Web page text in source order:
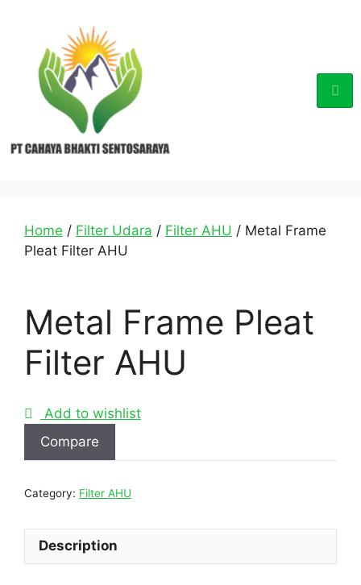
Home / Filter Udara / Filter AHU / Metal Frame
Pleat Filter AHU
Metal Frame Pleat
Filter AHU
Add to wishlist
Compare
Category: Filter AHU
Description